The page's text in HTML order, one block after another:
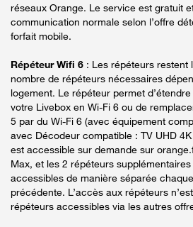
réseaux Orange. Le service est gratuit
communication normale selon l’offre
forfait mobile.
Répéteur Wifi 6 : Les répéteurs restent
nombre de répéteurs nécessaires
logement. Le répéteur permet
votre Livebox en Wi-Fi 6 ou de
5 par du Wi-Fi 6 (avec équipement
avec Décodeur compatible : TV UHD
est accessible sur demande sur
Max, et les 2 répéteurs
accessibles de manière séparée
précédente. L’accès aux répéteurs
répéteurs accessibles via les autres